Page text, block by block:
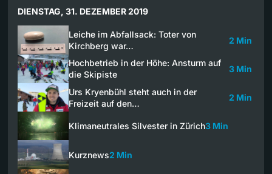
DIENSTAG, 31. DEZEMBER 2019
Leiche im Abfallsack: Toter von
Kirchberg war…
2 Min
Hochbetrieb in der Höhe: Ansturm auf
die Skipiste
3 Min
Urs Kryenbühl steht auch in der
Freizeit auf den…
2 Min
Klimaneutrales Silvester in Zürich3 Min
Kurznews2 Min